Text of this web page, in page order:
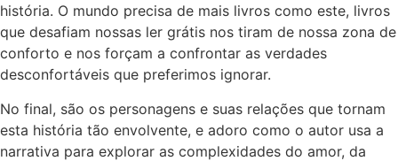
história. O mundo precisa de mais livros como este, livros
que desafiam nossas ler grátis nos tiram de nossa zona de
conforto e nos forçam a confrontar as verdades
desconfortáveis que preferimos ignorar.
No final, são os personagens e suas relações que tornam
esta história tão envolvente, e adoro como o autor usa a
narrativa para explorar as complexidades do amor, da